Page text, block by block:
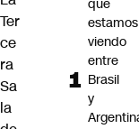
Ter
ce
ra
Sa
la
que
estamos
viendo
entre
Brasil
y